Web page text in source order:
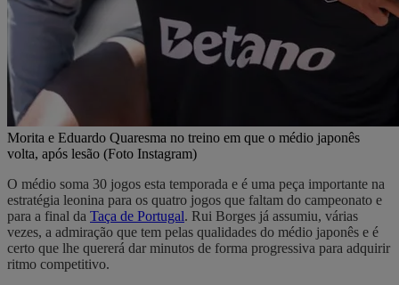
Morita e Eduardo Quaresma no treino em que o médio japonês
volta, após lesão (Foto Instagram)
O médio soma 30 jogos esta temporada e é uma peça importante na
estratégia leonina para os quatro jogos que faltam do campeonato e
para a final da Taça de Portugal. Rui Borges já assumiu, várias
vezes, a admiração que tem pelas qualidades do médio japonês e é
certo que lhe quererá dar minutos de forma progressiva para adquirir
ritmo competitivo.